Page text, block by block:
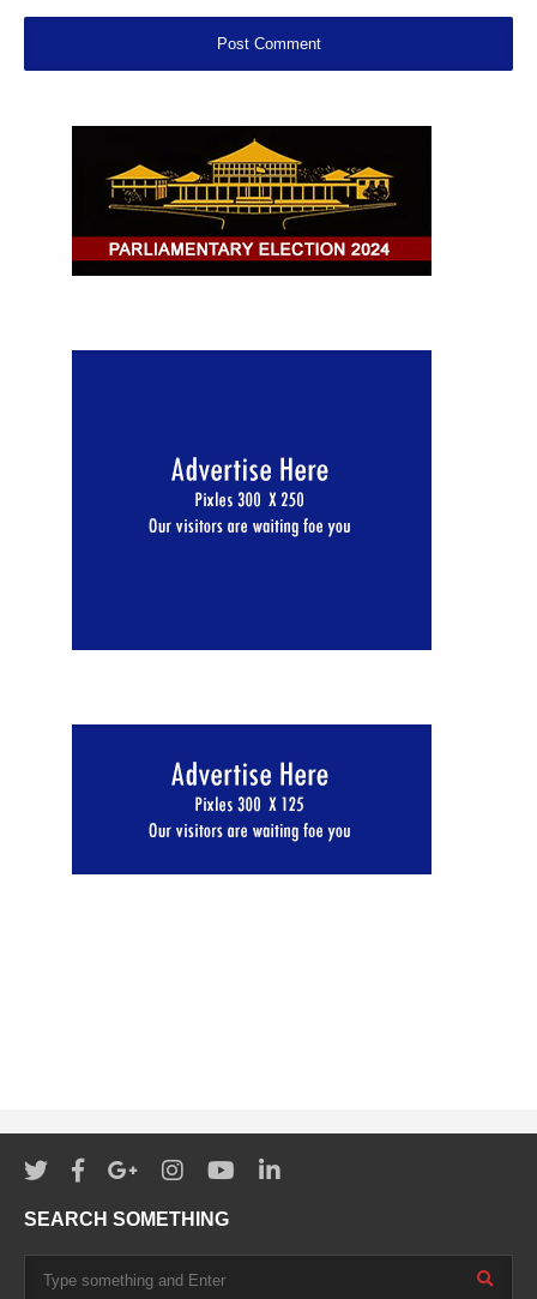
SEARCH SOMETHING